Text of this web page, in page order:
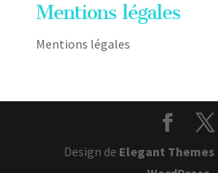
Mentions légales
Mentions légales
Design de Elegant Themes